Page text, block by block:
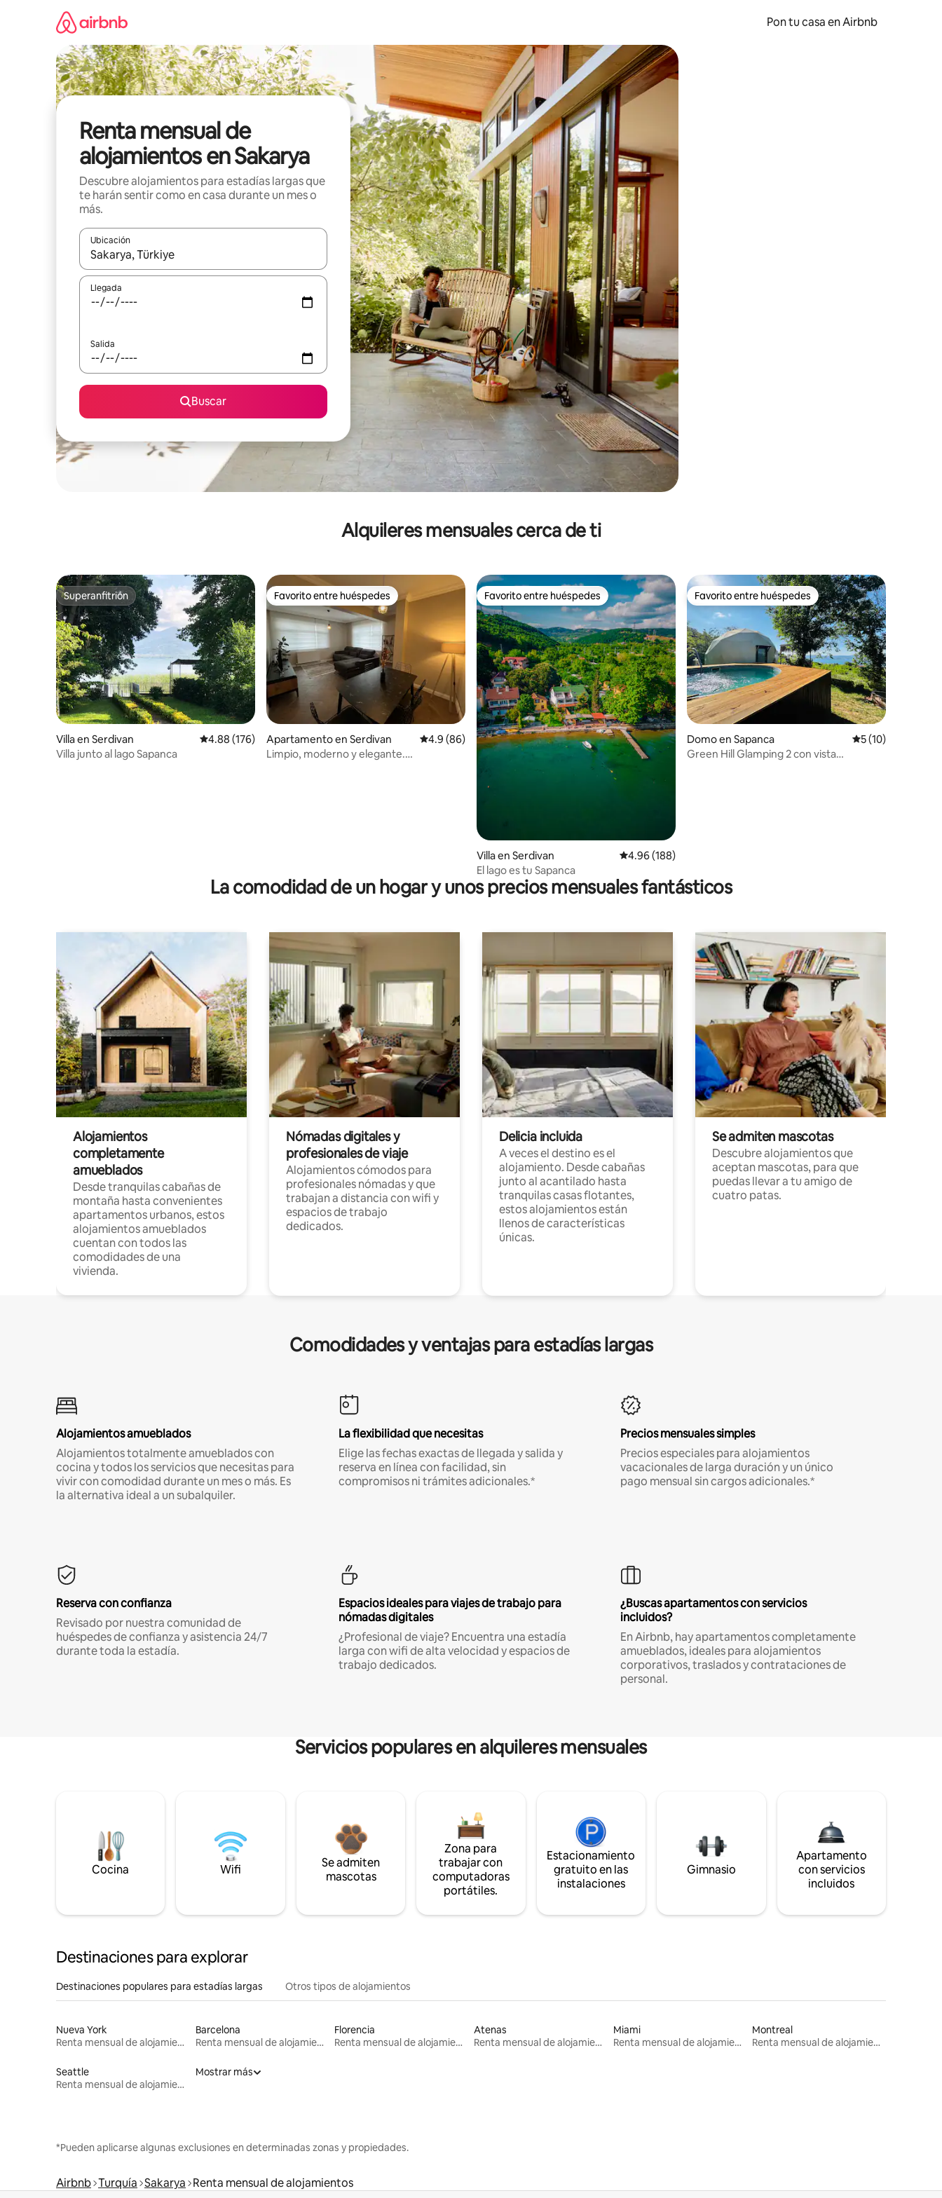
Pon tu casa en Airbnb
Renta mensual de
alojamientos en Sakarya
Descubre alojamientos para estadías largas que
te harán sentir como en casa durante un mes o
más.
Ubicación
Cuando los resultados estén disponibles, navega con las teclas de flecha hacia arriba y hacia abajo o explora con el tacto o desliza el dedo.
Llegada
Salida
Buscar
Alquileres mensuales cerca de ti
Superanfitrión
Superanfitrión
Villa en Serdivan Calificación promedio: 4.88 de 5, 176 reseñas
4.88 (176)
Villa junto al lago Sapanca
Favorito entre huéspedes
Favorito entre huéspedes
Apartamento en Serdivan Calificación promedio: 4.9 de 5, 86 reseñas
4.9 (86)
Limpio, moderno y elegante.
Favorito entre huéspedes
Favorito entre huéspedes
Villa en Serdivan Calificación promedio: 4.96 de 5, 188 reseñas
4.96 (188)
El lago es tu Sapanca
Favorito entre huéspedes
Favorito entre huéspedes
Domo en Sapanca Calificación
5 (10)
Green Hill Glamping 2 con vista
La comodidad de un hogar y unos precios mensuales fantásticos
Alojamientos
completamente
amueblados
Desde tranquilas cabañas de
montaña hasta convenientes
apartamentos urbanos, estos
alojamientos amueblados
cuentan con todos las
comodidades de una
vivienda.
Nómadas digitales y
profesionales de viaje
Alojamientos cómodos para
profesionales nómadas y que
trabajan a distancia con wifi y
espacios de trabajo
dedicados.
Delicia incluida
A veces el destino es el
alojamiento. Desde cabañas
junto al acantilado hasta
tranquilas casas flotantes,
estos alojamientos están
llenos de características
únicas.
Se admiten mascotas
Descubre alojamientos que
aceptan mascotas, para que
puedas llevar a tu amigo de
cuatro patas.
Comodidades y ventajas para estadías largas
Alojamientos amueblados
Alojamientos totalmente amueblados con
cocina y todos los servicios que necesitas para
vivir con comodidad durante un mes o más. Es
la alternativa ideal a un subalquiler.
La flexibilidad que necesitas
Elige las fechas exactas de llegada y salida y
reserva en línea con facilidad, sin
compromisos ni trámites adicionales.*
Precios mensuales simples
Precios especiales para alojamientos
vacacionales de larga duración y un único
pago mensual sin cargos adicionales.*
Reserva con confianza
Revisado por nuestra comunidad de
huéspedes de confianza y asistencia 24/7
durante toda la estadía.
Espacios ideales para viajes de trabajo para
nómadas digitales
¿Profesional de viaje? Encuentra una estadía
larga con wifi de alta velocidad y espacios de
trabajo dedicados.
¿Buscas apartamentos con servicios
incluidos?
En Airbnb, hay apartamentos completamente
amueblados, ideales para alojamientos
corporativos, traslados y contrataciones de
personal.
Servicios populares en alquileres mensuales
Cocina Wifi
Se admiten
mascotas
Zona para
trabajar con
computadoras
portátiles.
Estacionamiento
gratuito en las
instalaciones
Gimnasio
Apartamento
con servicios
incluidos
Destinaciones para explorar
Destinaciones populares para estadías largas Otros tipos de alojamientos
Nueva York
Renta mensual de alojamientos
Barcelona
Renta mensual de alojamientos
Florencia
Renta mensual de alojamientos
Atenas
Renta mensual de alojamientos
Miami
Renta mensual de alojamientos
Montreal
Renta mensual de alojamientos
Seattle
Renta mensual de alojamientos
Mostrar más
*Pueden aplicarse algunas exclusiones en determinadas zonas y propiedades.
Airbnb Turquía Sakarya Renta mensual de alojamientos